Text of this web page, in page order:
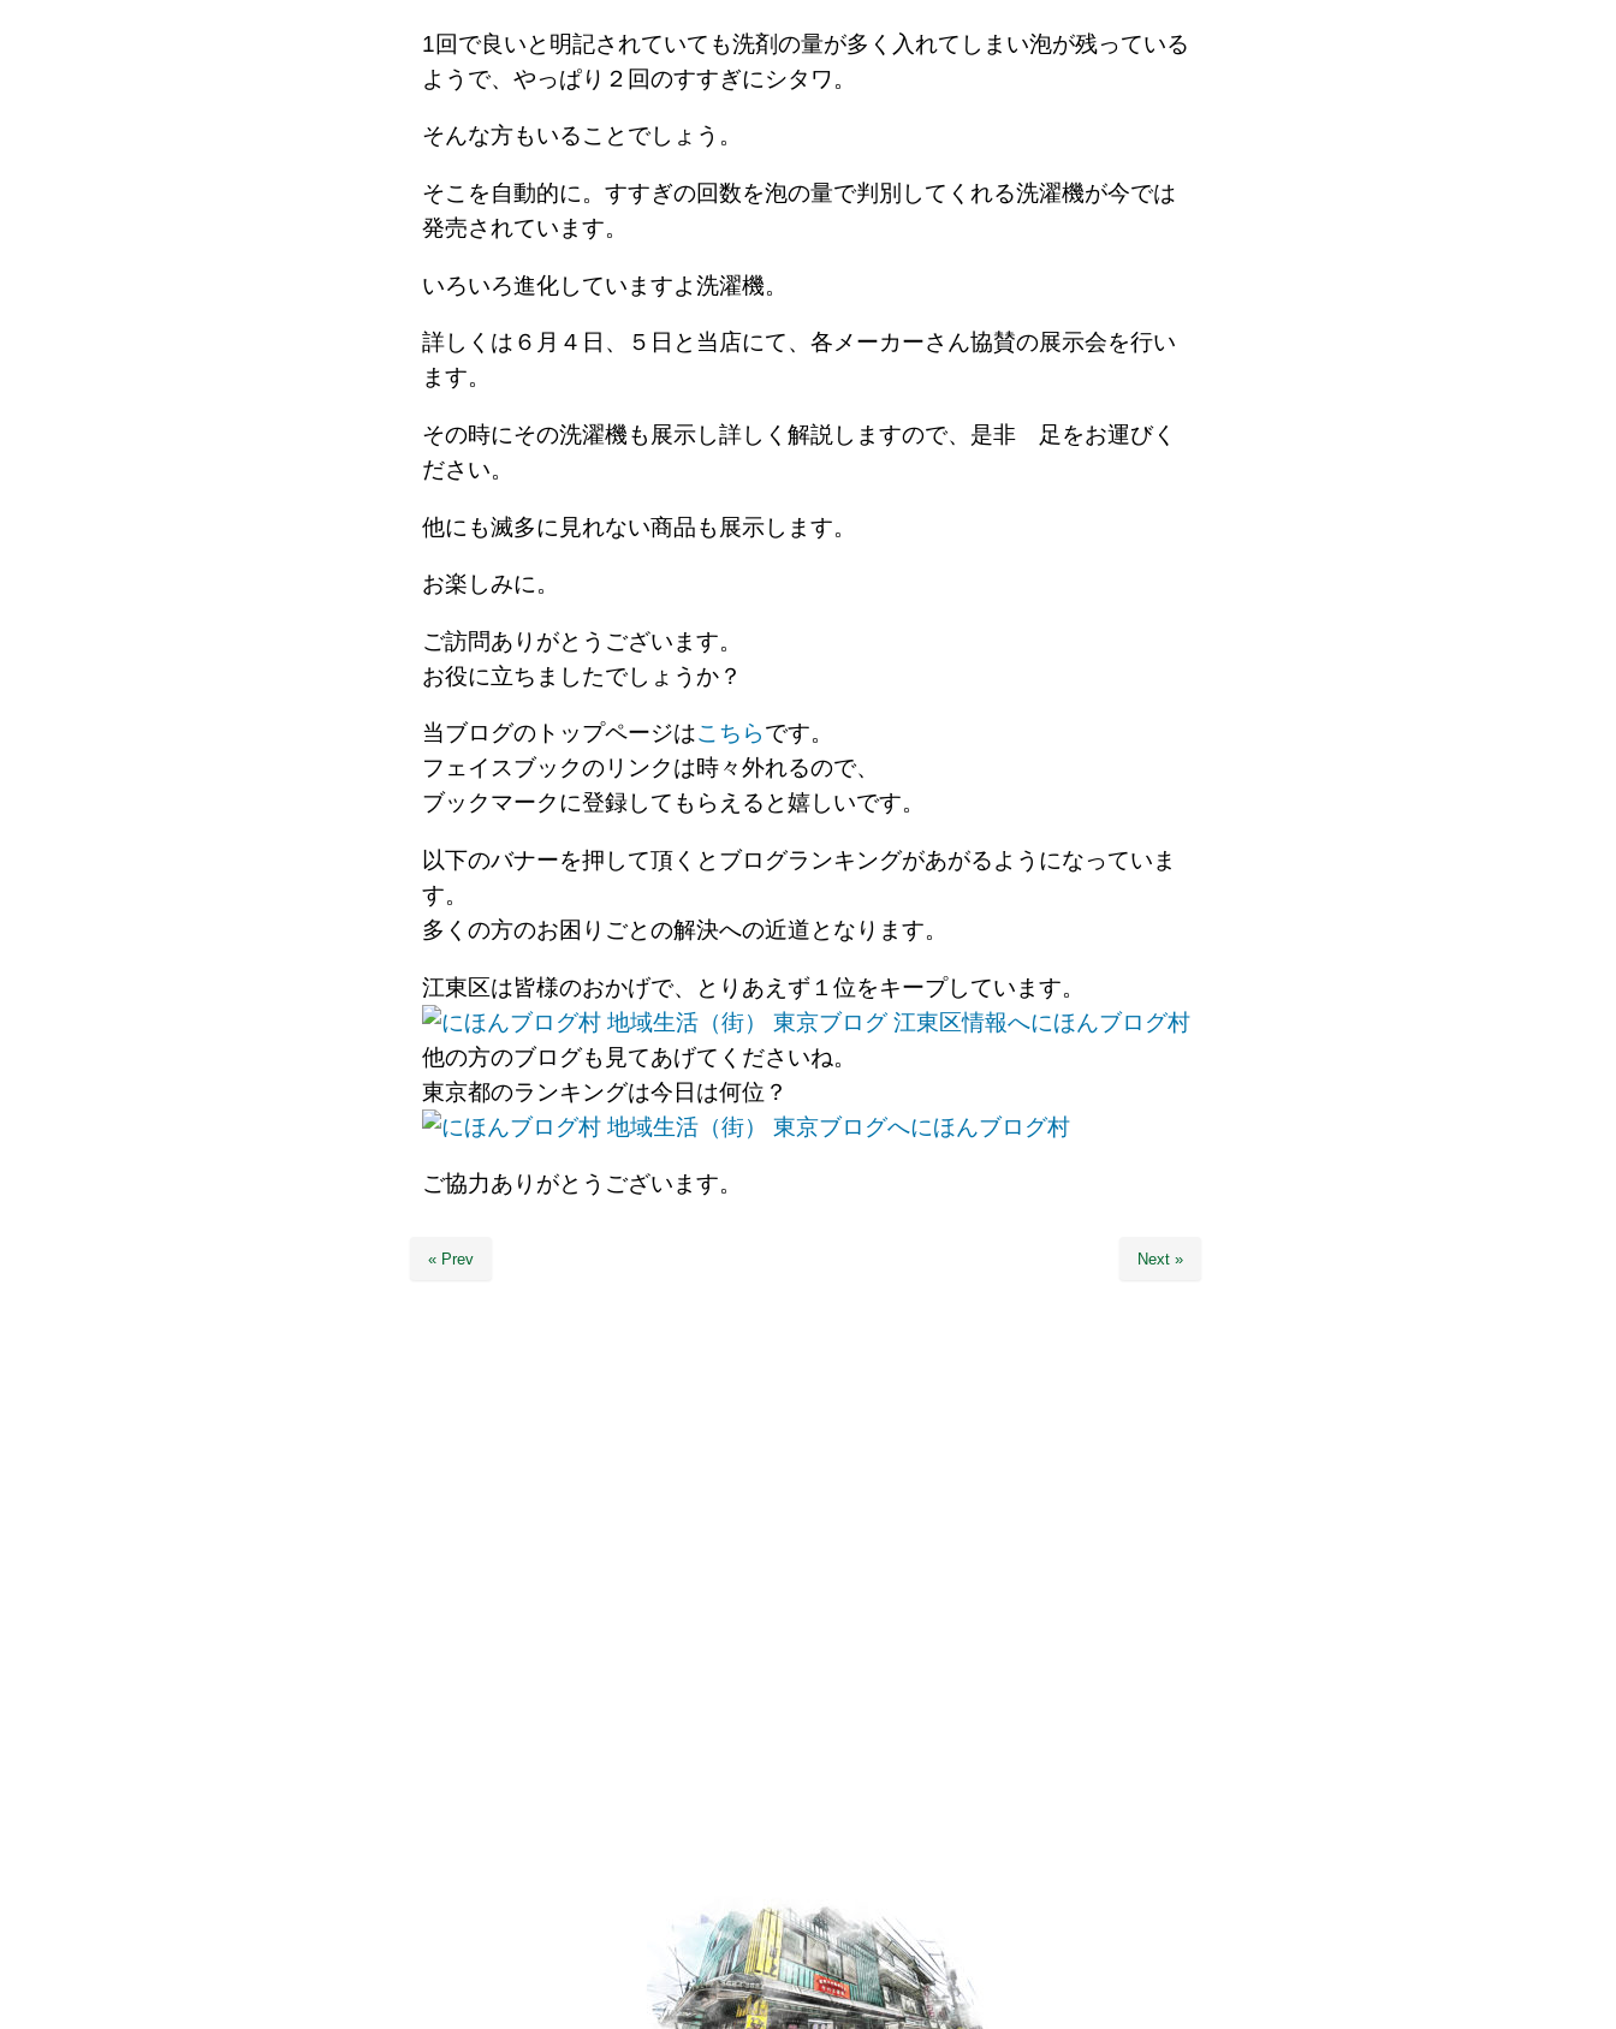
1回で良いと明記されていても洗剤の量が多く入れてしまい泡が残っている
ようで、やっぱり２回のすすぎにシタワ。
そんな方もいることでしょう。
そこを自動的に。すすぎの回数を泡の量で判別してくれる洗濯機が今では
発売されています。
いろいろ進化していますよ洗濯機。
詳しくは６月４日、５日と当店にて、各メーカーさん協賛の展示会を行い
ます。
その時にその洗濯機も展示し詳しく解説しますので、是非 足をお運びく
ださい。
他にも滅多に見れない商品も展示します。
お楽しみに。
ご訪問ありがとうございます。
お役に立ちましたでしょうか？
当ブログのトップページはこちらです。
フェイスブックのリンクは時々外れるので、
ブックマークに登録してもらえると嬉しいです。
以下のバナーを押して頂くとブログランキングがあがるようになっていま
す。
多くの方のお困りごとの解決への近道となります。
江東区は皆様のおかげで、とりあえず１位をキープしています。
にほんブログ村
他の方のブログも見てあげてくださいね。
東京都のランキングは今日は何位？
にほんブログ村
ご協力ありがとうございます。
« Prev Next »